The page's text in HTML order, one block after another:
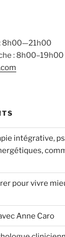
8h00—21h00
: 8h00–19h00
intégrative,
pour vivre
Anne Caro